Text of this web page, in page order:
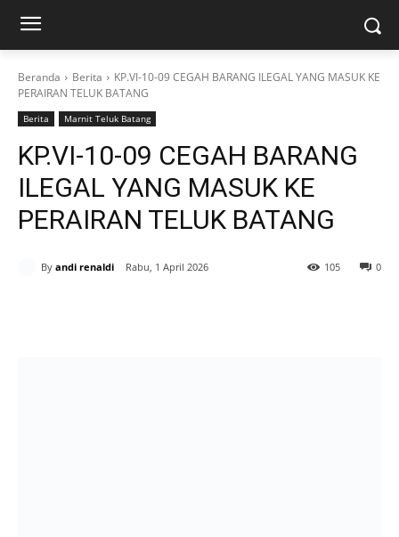
Beranda Berita
KP.VI-10-09 CEGAH BARANG ILEGAL YANG MASUK KE
PERAIRAN TELUK BATANG
Berita Marnit Teluk Batang
KP.VI-10-09 CEGAH BARANG
ILEGAL YANG MASUK KE
PERAIRAN TELUK BATANG
By andi renaldi Rabu, 1 April 2026 0
105